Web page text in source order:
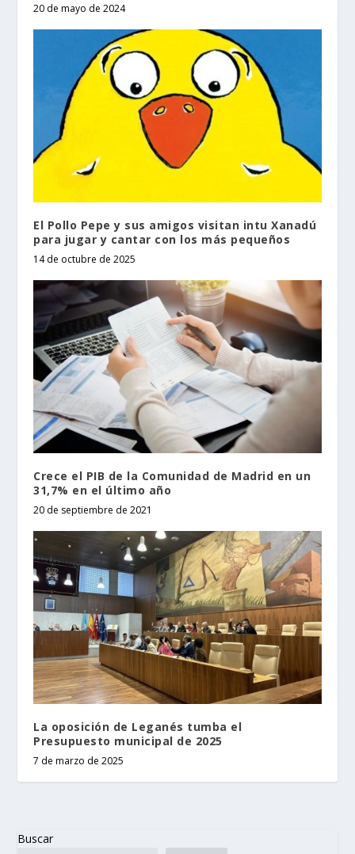
20 de mayo de 2024
El Pollo Pepe y sus amigos visitan intu Xanadú
para jugar y cantar con los más pequeños
14 de octubre de 2025
Crece el PIB de la Comunidad de Madrid en un
31,7% en el último año
20 de septiembre de 2021
La oposición de Leganés tumba el
Presupuesto municipal de 2025
7 de marzo de 2025
Buscar